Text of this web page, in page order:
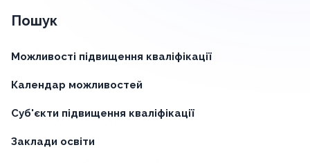
Пошук
Можливості підвищення кваліфікації
Календар можливостей
Суб'єкти підвищення кваліфікації
Заклади освіти